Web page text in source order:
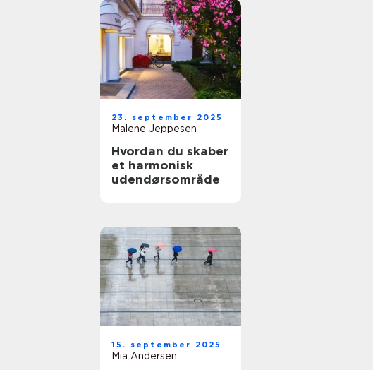
23. september 2025
Malene Jeppesen
Hvordan du skaber
et harmonisk
udendørsområde
15. september 2025
Mia Andersen